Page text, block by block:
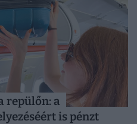
repülőn: a
is pénzt